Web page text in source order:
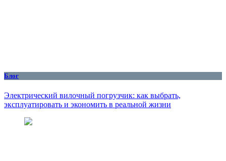
Блог
Электрический вилочный погрузчик: как выбрать,
эксплуатировать и экономить в реальной жизни